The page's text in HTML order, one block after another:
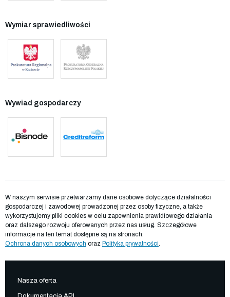
Wymiar sprawiedliwości
Wywiad gospodarczy
W naszym serwisie przetwarzamy dane osobowe dotyczące działalności
gospodarczej i zawodowej prowadzonej przez osoby fizyczne, a także
wykorzystujemy pliki cookies w celu zapewnienia prawidłowego działania
oraz dalszego rozwoju oferowanych przez nas usług. Szczegółowe
informacje na ten temat dostępne są na stronach:
Ochrona danych osobowych oraz Polityka prywatności.
Nasza oferta